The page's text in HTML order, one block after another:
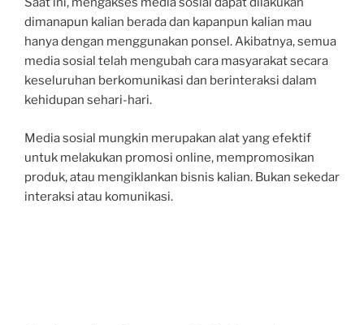
dimanapun kalian berada dan kapanpun kalian mau
hanya dengan menggunakan ponsel. Akibatnya, semua
media sosial telah mengubah cara masyarakat secara
keseluruhan berkomunikasi dan berinteraksi dalam
kehidupan sehari-hari.
Media sosial mungkin merupakan alat yang efektif
untuk melakukan promosi online, mempromosikan
produk, atau mengiklankan bisnis kalian. Bukan sekedar
interaksi atau komunikasi.